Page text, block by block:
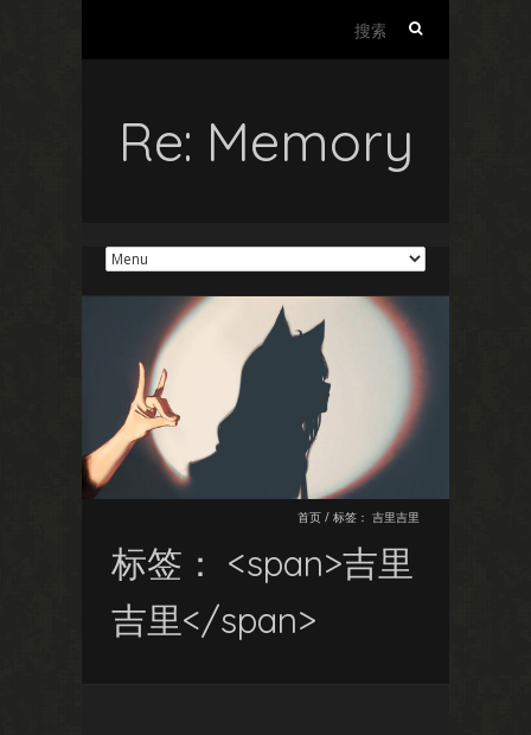
Re: Memory
首页 / 标签： 吉里吉里
标签： <span>吉里
吉里</span>